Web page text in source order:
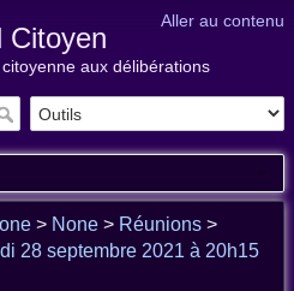
Aller au contenu
Citoyen
aux délibérations
> None > Réunions >
28 septembre 2021 à 20h15